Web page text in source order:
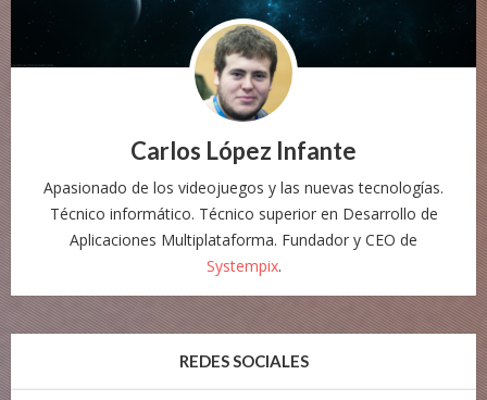
Carlos López Infante
Apasionado de los videojuegos y las nuevas tecnologías.
Técnico informático. Técnico superior en Desarrollo de
Aplicaciones Multiplataforma. Fundador y CEO de
Systempix.
REDES SOCIALES